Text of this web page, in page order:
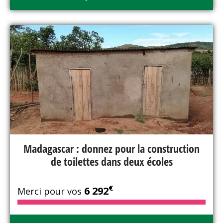
Madagascar : donnez pour la construction
de toilettes dans deux écoles
Merci pour vos 6 292€